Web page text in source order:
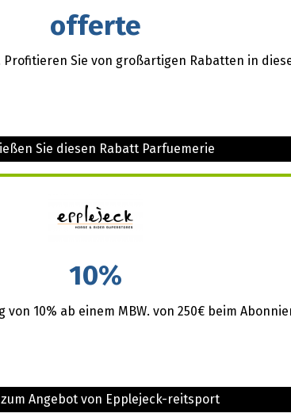
offerte
Profitieren Sie von großartigen Rabatten in
Sie diesen Rabatt Parfuemerie
10%
10% ab einem MBW. von 250€ beim
zum Angebot von Epplejeck-reitsport